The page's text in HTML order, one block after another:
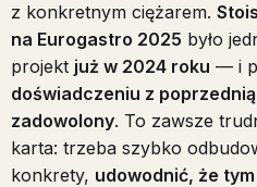
z konkretnym ciężarem.
na Eurogastro 2025 było
projekt już w 2024 roku — i
doświadczeniu z
zadowolony. To zawsze
karta: trzeba szybko
konkrety, udowodnić, że